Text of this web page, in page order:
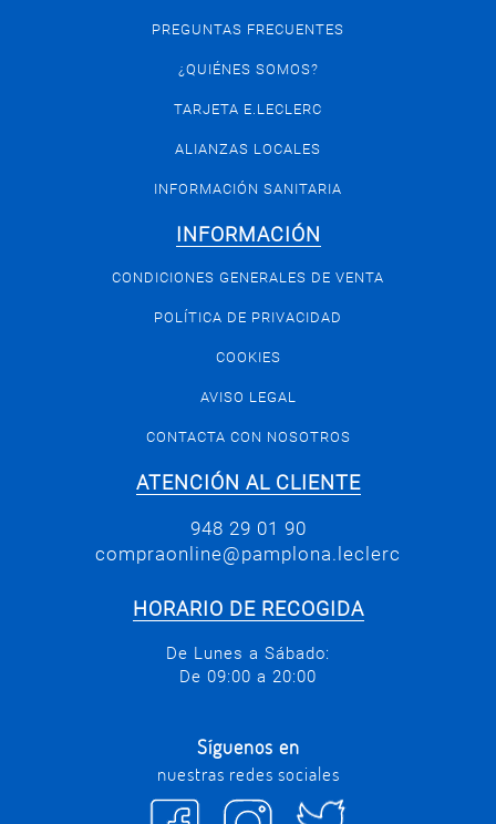
PREGUNTAS FRECUENTES
¿QUIÉNES SOMOS?
TARJETA E.LECLERC
ALIANZAS LOCALES
INFORMACIÓN SANITARIA
INFORMACIÓN
CONDICIONES GENERALES DE VENTA
POLÍTICA DE PRIVACIDAD
COOKIES
AVISO LEGAL
CONTACTA CON NOSOTROS
ATENCIÓN AL CLIENTE
948 29 01 90
compraonline@pamplona.leclerc
HORARIO DE RECOGIDA
De Lunes a Sábado:
De 09:00 a 20:00
Síguenos en
nuestras redes sociales